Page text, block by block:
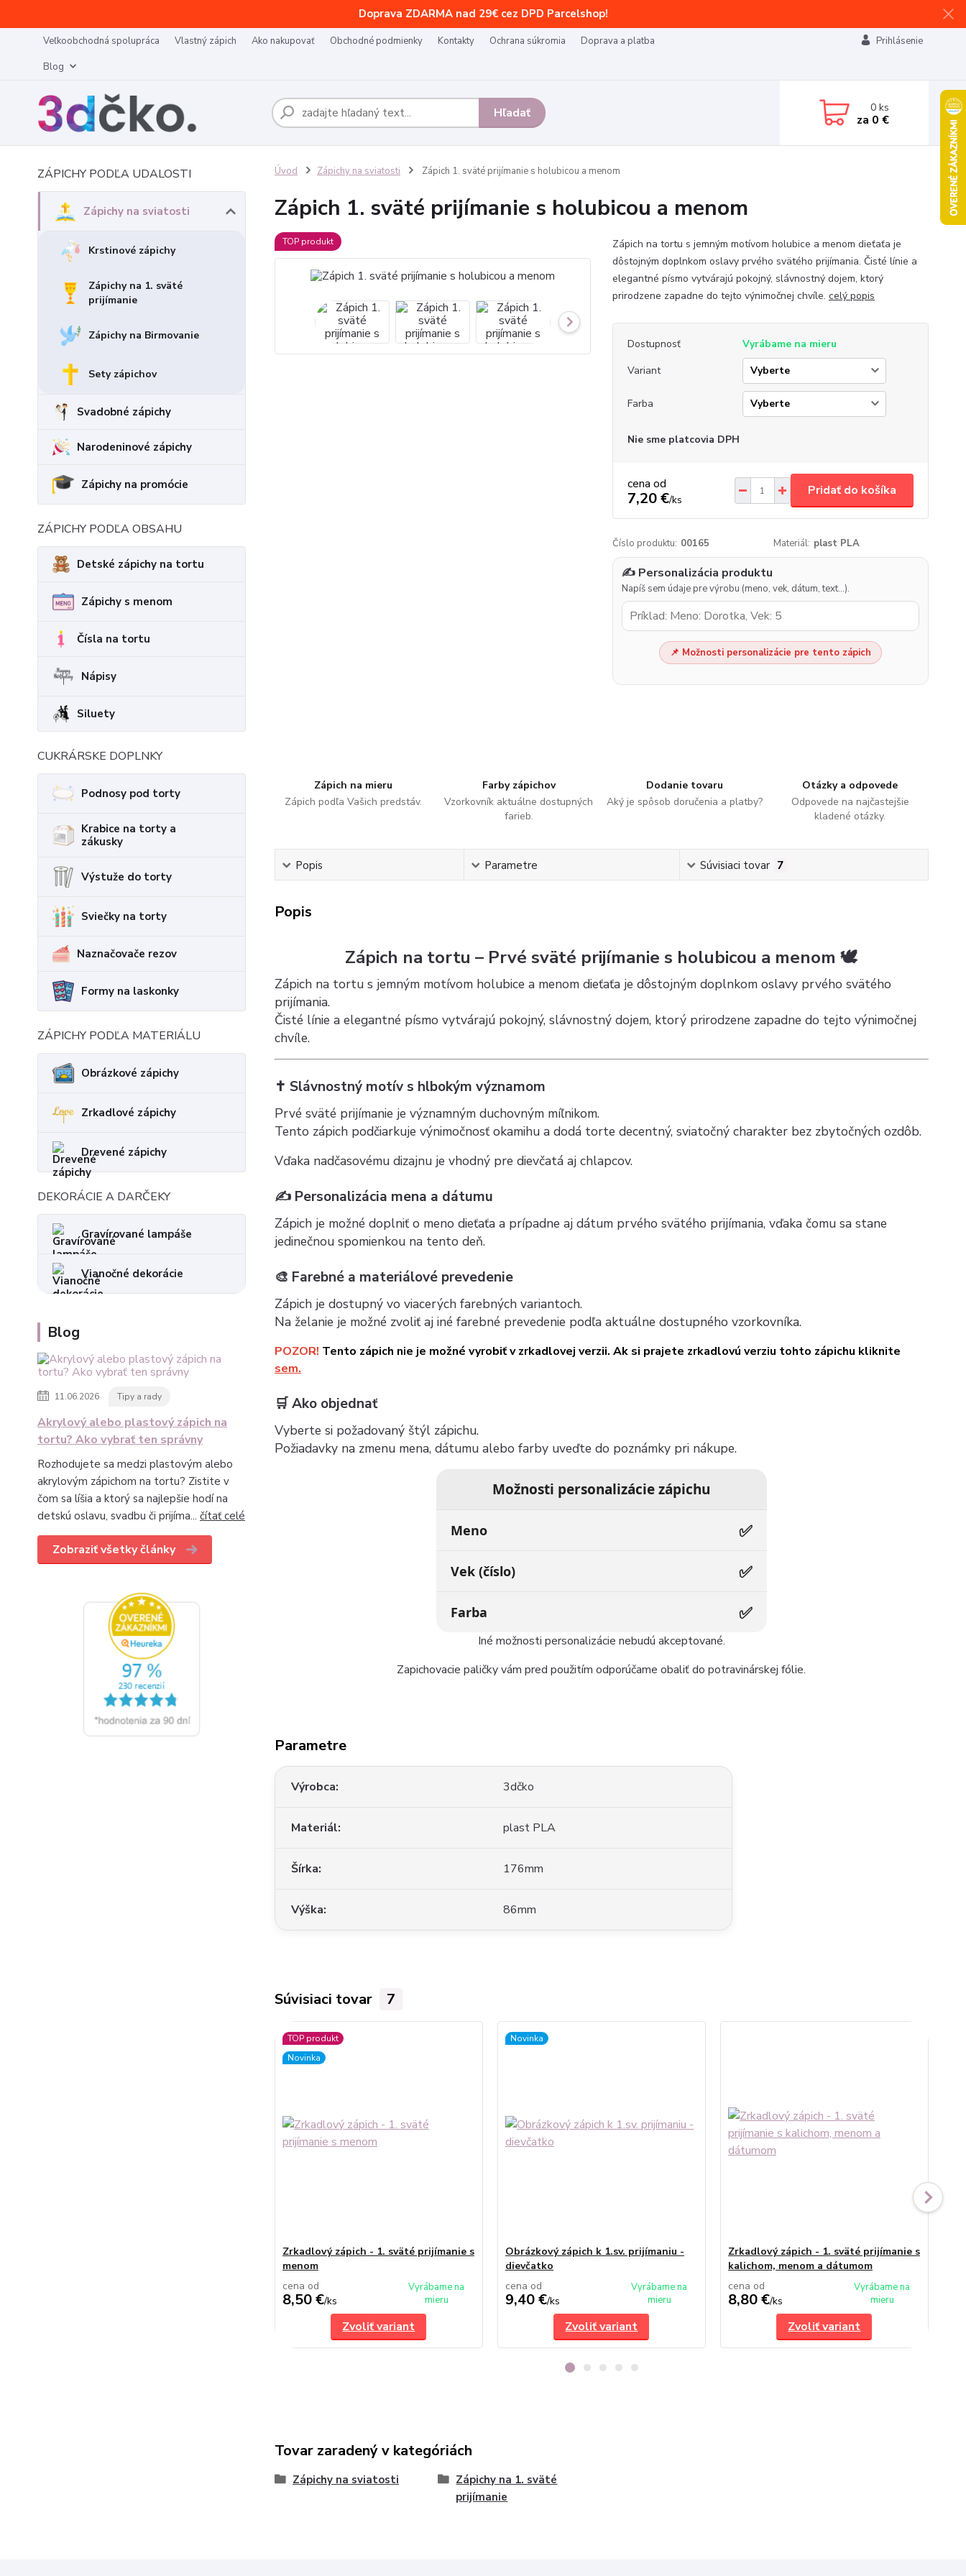
Doprava ZDARMA nad 29€ cez DPD Parcelshop!
Veľkoobchodná spolupráca Vlastný zápich Ako nakupovať Obchodné podmienky Kontakty Ochrana súkromia
Doprava a platba
Blog
Prihlásenie
Hľadať 0ks
za 0 €
ZÁPICHY PODĽA UDALOSTI
Zápichy na sviatosti
Krstinové zápichy
Zápichy na 1. sväté
prijímanie
Zápichy na Birmovanie
Sety zápichov
Svadobné zápichy
Narodeninové zápichy
Zápichy na promócie
ZÁPICHY PODĽA OBSAHU
Detské zápichy na tortu
Zápichy s menom
Čísla na tortu
Nápisy
Siluety
CUKRÁRSKE DOPLNKY
Podnosy pod torty
Krabice na torty a
zákusky
Výstuže do torty
Sviečky na torty
Naznačovače rezov
Formy na laskonky
ZÁPICHY PODĽA MATERIÁLU
Obrázkové zápichy
Zrkadlové zápichy
Drevené zápichy
DEKORÁCIE A DARČEKY
Gravírované lampáše
Vianočné dekorácie
Blog
11.06.2026 Tipy a rady
Akrylový alebo plastový zápich na
tortu? Ako vybrať ten správny
Rozhodujete sa medzi plastovým alebo
akrylovým zápichom na tortu? Zistite v
čom sa líšia a ktorý sa najlepšie hodí na
detskú oslavu, svadbu či prijíma... čítať celé
Zobraziť všetky články
Úvod Zápichy na sviatosti Zápich 1. sväté prijímanie s holubicou a menom
Zápich 1. sväté prijímanie s holubicou a menom
TOP produkt
Zápich na tortu s jemným motívom holubice a menom dieťaťa je
dôstojným doplnkom oslavy prvého svätého prijímania. Čisté línie a
elegantné písmo vytvárajú pokojný, slávnostný dojem, ktorý
prirodzene zapadne do tejto výnimočnej chvíle. celý popis
Dostupnosť
Vyrábame na mieru
Variant
Farba
Nie sme platcovia DPH
cena od
7,20 €/ks
Pridať do košíka
Číslo produktu: 00165 Materiál: plast PLA
✍️ Personalizácia produktu
Napíš sem údaje pre výrobu (meno, vek, dátum, text…).
📌 Možnosti personalizácie pre tento zápich
Zápich na mieru
Zápich podľa Vašich predstáv.
Farby zápichov
Vzorkovník aktuálne dostupných
farieb.
Dodanie tovaru
Aký je spôsob doručenia a platby?
Otázky a odpovede
Odpovede na najčastejšie
kladené otázky.
Popis Parametre Súvisiaci tovar 7
Popis
Zápich na tortu – Prvé sväté prijímanie s holubicou a menom 🕊️
Zápich na tortu s jemným motívom holubice a menom dieťaťa je dôstojným doplnkom oslavy prvého svätého
prijímania.
Čisté línie a elegantné písmo vytvárajú pokojný, slávnostný dojem, ktorý prirodzene zapadne do tejto výnimočnej
chvíle.
✝️ Slávnostný motív s hlbokým významom
Prvé sväté prijímanie je významným duchovným míľnikom.
Tento zápich podčiarkuje výnimočnosť okamihu a dodá torte decentný, sviatočný charakter bez zbytočných ozdôb.
Vďaka nadčasovému dizajnu je vhodný pre dievčatá aj chlapcov.
✍️ Personalizácia mena a dátumu
Zápich je možné doplniť o meno dieťaťa a prípadne aj dátum prvého svätého prijímania, vďaka čomu sa stane
jedinečnou spomienkou na tento deň.
🎨 Farebné a materiálové prevedenie
Zápich je dostupný vo viacerých farebných variantoch.
Na želanie je možné zvoliť aj iné farebné prevedenie podľa aktuálne dostupného vzorkovníka.
POZOR! Tento zápich nie je možné vyrobiť v zrkadlovej verzii. Ak si prajete zrkadlovú verziu tohto zápichu kliknite
sem.
🛒 Ako objednať
Vyberte si požadovaný štýl zápichu.
Požiadavky na zmenu mena, dátumu alebo farby uveďte do poznámky pri nákupe.
Možnosti personalizácie zápichu
Meno ✅
Vek (číslo) ✅
Farba ✅
Iné možnosti personalizácie nebudú akceptované.
Zapichovacie paličky vám pred použitím odporúčame obaliť do potravinárskej fólie.
Parametre
Výrobca 3dčko
Materiál plast PLA
Šírka 176mm
Výška 86mm
Súvisiaci tovar 7
TOP produkt
Novinka
Zrkadlový zápich - 1. sväté prijímanie s
menom
cena od
8,50 €/ks
Vyrábame na
mieru
Zvoliť variant
Novinka
Obrázkový zápich k 1.sv. prijímaniu -
dievčatko
cena od
9,40 €/ks
Vyrábame na
mieru
Zvoliť variant
Zrkadlový zápich - 1. sväté prijímanie s
kalichom, menom a dátumom
cena od
8,80 €/ks
Vyrábame na
mieru
Zvoliť variant
Tovar zaradený v kategóriách
Zápichy na sviatosti
Zápichy na 1. sväté
prijímanie